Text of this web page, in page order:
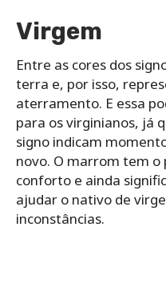
Virgem
Entre as cores dos
terra e, por isso,
aterramento. E essa
para os virginianos, já
signo indicam
novo. O marrom tem
conforto e ainda
ajudar o nativo de
inconstâncias.